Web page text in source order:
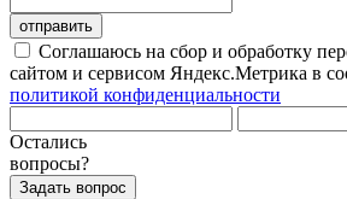
отправить
Соглашаюсь на сбор и обработку
сайтом и сервисом Яндекс.Метрика в
политикой конфиденциальности
Остались
вопросы?
Задать вопрос